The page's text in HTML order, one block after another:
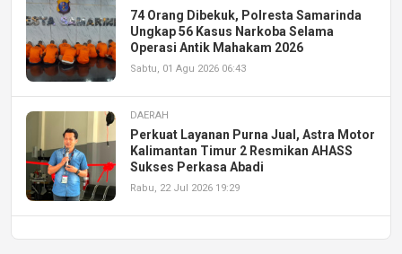
74 Orang Dibekuk, Polresta Samarinda
Ungkap 56 Kasus Narkoba Selama
Operasi Antik Mahakam 2026
Sabtu, 01 Agu 2026 06:43
DAERAH
Perkuat Layanan Purna Jual, Astra Motor
Kalimantan Timur 2 Resmikan AHASS
Sukses Perkasa Abadi
Rabu, 22 Jul 2026 19:29